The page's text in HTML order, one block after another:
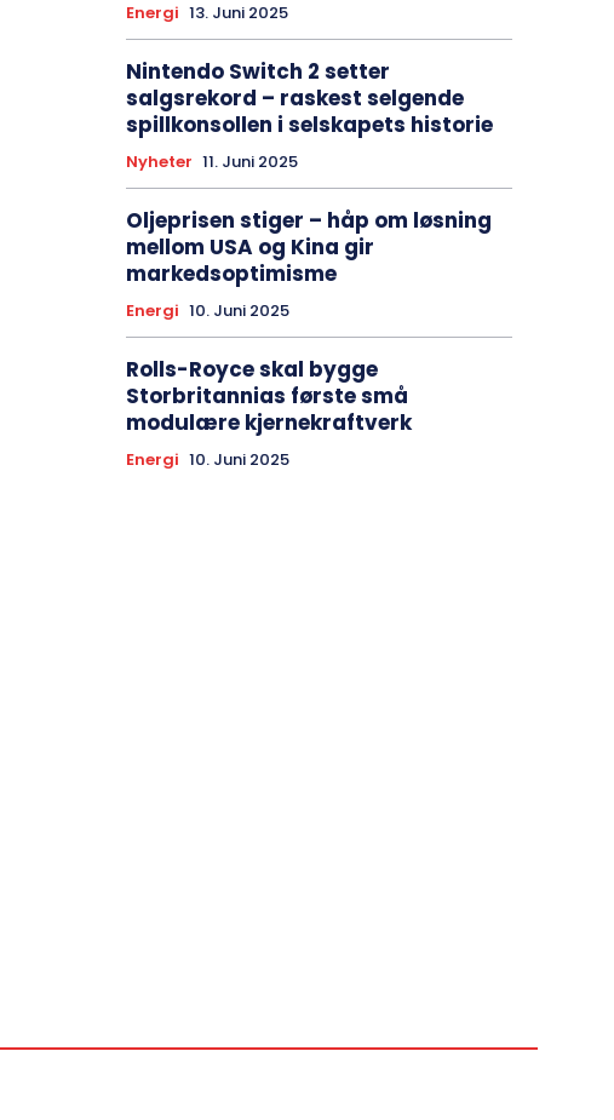
Energi 13. Juni 2025
Nintendo Switch 2 setter
salgsrekord – raskest selgende
spillkonsollen i selskapets historie
Nyheter 11. Juni 2025
Oljeprisen stiger – håp om løsning
mellom USA og Kina gir
markedsoptimisme
Energi 10. Juni 2025
Rolls-Royce skal bygge
Storbritannias første små
modulære kjernekraftverk
Energi 10. Juni 2025